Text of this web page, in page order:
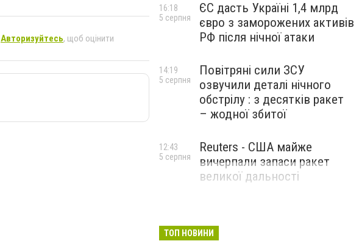
Авторизуйтесь, щоб оцінити
ЄС дасть Україні 1,4 млрд
євро з заморожених активів
РФ після нічної атаки
16:18
5 серпня
Повітряні сили ЗСУ
озвучили деталі нічного
обстрілу : з десятків ракет
– жодної збитої
14:19
5 серпня
Reuters - США майже
вичерпали запаси ракет
великої дальності
12:43
5 серпня
ТОП НОВИНИ